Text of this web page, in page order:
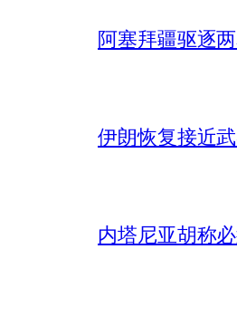
阿塞拜疆驱逐
伊朗恢复接近
内塔尼亚胡称